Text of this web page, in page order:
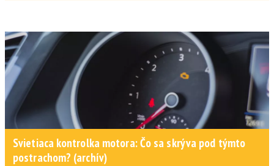
Svietiaca kontrolka motora: Čo sa skrýva pod týmto
postrachom? (archív)